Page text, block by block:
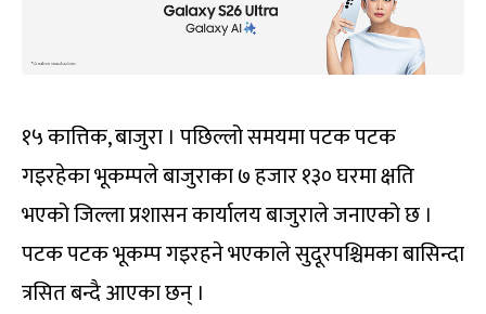
१५ कात्तिक, बाजुरा । पछिल्लो समयमा पटक पटक
गइरहेका भूकम्पले बाजुराका ७ हजार १३० घरमा क्षति
भएको जिल्ला प्रशासन कार्यालय बाजुराले जनाएको छ ।
पटक पटक भूकम्प गइरहने भएकाले सुदूरपश्चिमका बासिन्दा
त्रसित बन्दै आएका छन् ।